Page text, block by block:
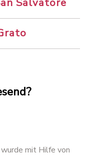
mit Hilfe von